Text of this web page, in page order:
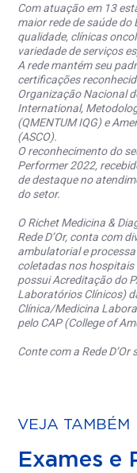
Com atuação em 13
maior rede de saúde
qualidade, clínicas
variedade de serviços
A rede mantém seu
certificações
Organização Nacional
International,
(QMENTUM IQG) e
(ASCO).
O reconhecimento do
Performer 2022,
de destaque no
do setor.
O Richet Medicina &
Rede D’Or, conta com
ambulatorial e
coletadas nos hospitais
possui Acreditação do
Laboratórios Clínicos)
Clínica/Medicina
pelo CAP (College of
Conte com a Rede
VEJA TAMBÉM
Exames e